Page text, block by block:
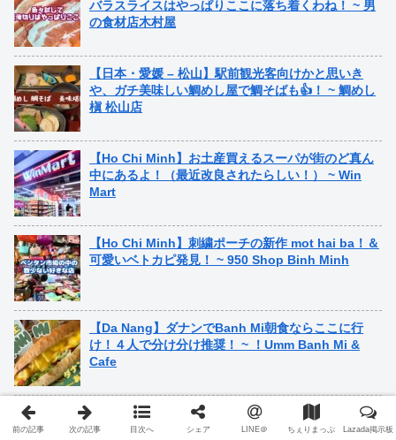
バラスライスはやっぱりここに落ち着くわね！ ~ 男
の食材店木村屋
【日本・愛媛 – 松山】駅前観光客向けかと思いき
や、ガチ美味しい鯛めし屋で鯛そばも👍！ ~ 鯛めし
槇 松山店
【Ho Chi Minh】お土産買えるスーパが街のど真ん
中にあるよ！（最近改良されたらしい！） ~ Win
Mart
【Ho Chi Minh】刺繍ポーチの新作 mot hai ba！＆
可愛いベトカピ発見！ ~ 950 Shop Binh Minh
【Da Nang】ダナンでBanh Mi朝食ならここに行
け！４人で分け分け推奨！ ~ ！Umm Banh Mi &
Cafe
カテゴリー
前の記事 次の記事 目次へ シェア LINE＠ ちぇりまっぷ Lazada掲示板